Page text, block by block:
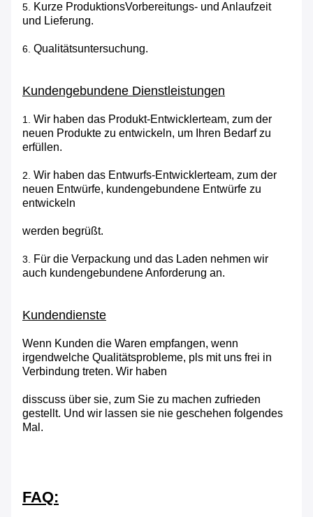
5. Kurze ProduktionsVorbereitungs- und Anlaufzeit
und Lieferung.
6. Qualitätsuntersuchung.
Kundengebundene Dienstleistungen
1. Wir haben das Produkt-Entwicklerteam, zum der
neuen Produkte zu entwickeln, um Ihren Bedarf zu
erfüllen.
2. Wir haben das Entwurfs-Entwicklerteam, zum der
neuen Entwürfe, kundengebundene Entwürfe zu
entwickeln
werden begrüßt.
3. Für die Verpackung und das Laden nehmen wir
auch kundengebundene Anforderung an.
Kundendienste
Wenn Kunden die Waren empfangen, wenn
irgendwelche Qualitätsprobleme, pls mit uns frei in
Verbindung treten. Wir haben
disscuss über sie, zum Sie zu machen zufrieden
gestellt. Und wir lassen sie nie geschehen folgendes
Mal.
FAQ: